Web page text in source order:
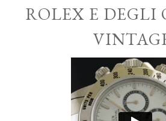
ROLEX E DEGLI